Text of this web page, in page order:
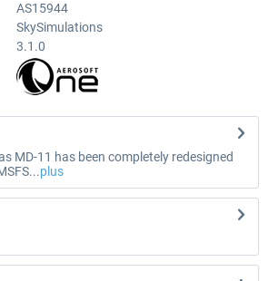
AS15944
SkySimulations
3.1.0
MD-11 has been completely redesigned
plus